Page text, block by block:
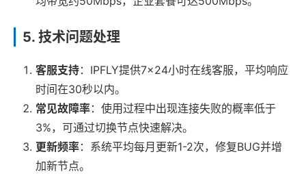
5. 技术问题处理
客服支持：IPFLY提供7×24小时在线客服，平均响应
时间在30秒以内。
常见故障率：使用过程中出现连接失败的概率低于
3%，可通过切换节点快速解决。
更新频率：系统平均每月更新1-2次，修复BUG并增
加新节点。